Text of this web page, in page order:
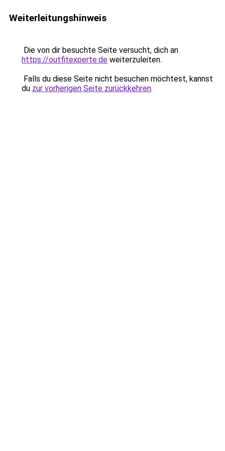
Weiterleitungshinweis
Die von dir besuchte Seite versucht, dich an
https://outfitexperte.de weiterzuleiten.
Falls du diese Seite nicht besuchen möchtest, kannst
du zur vorherigen Seite zurückkehren.